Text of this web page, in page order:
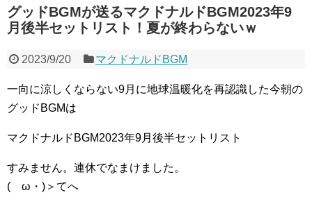
グッドBGMが送るマクドナルドBGM2023年9
月後半セットリスト！夏が終わらないｗ
2023/9/20 マクドナルドBGM
一向に涼しくならない9月に地球温暖化を再認識した今朝の
グッドBGMは
マクドナルドBGM2023年9月後半セットリスト
すみません。連休でなまけました。
(ゝω・)＞てへ